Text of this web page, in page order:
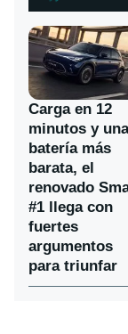
Carga en 12
minutos y una
batería más
barata, el
renovado
#1 llega con
fuertes
argumentos
para triunfar